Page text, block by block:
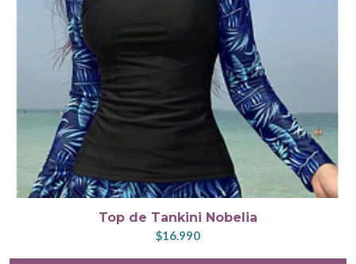
Top de Tankini Nobelia
$16.990